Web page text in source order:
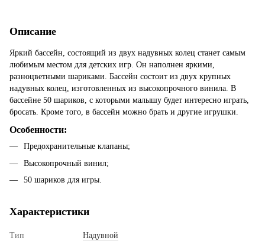
Описание
Яркий бассейн, состоящий из двух надувных колец станет самым
любимым местом для детских игр. Он наполнен яркими,
разноцветными шариками. Бассейн состоит из двух крупных
надувных колец, изготовленных из высокопрочного винила. В
бассейне 50 шариков, с которыми малышу будет интересно играть,
бросать. Кроме того, в бассейн можно брать и другие игрушки.
Особенности:
Предохранительные клапаны;
Высокопрочный винил;
50 шариков для игры.
Характеристики
Тип
Надувной